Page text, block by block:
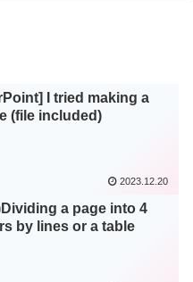
I tried making a
(file included)
2023.12.20
a page into 4
by lines or a table